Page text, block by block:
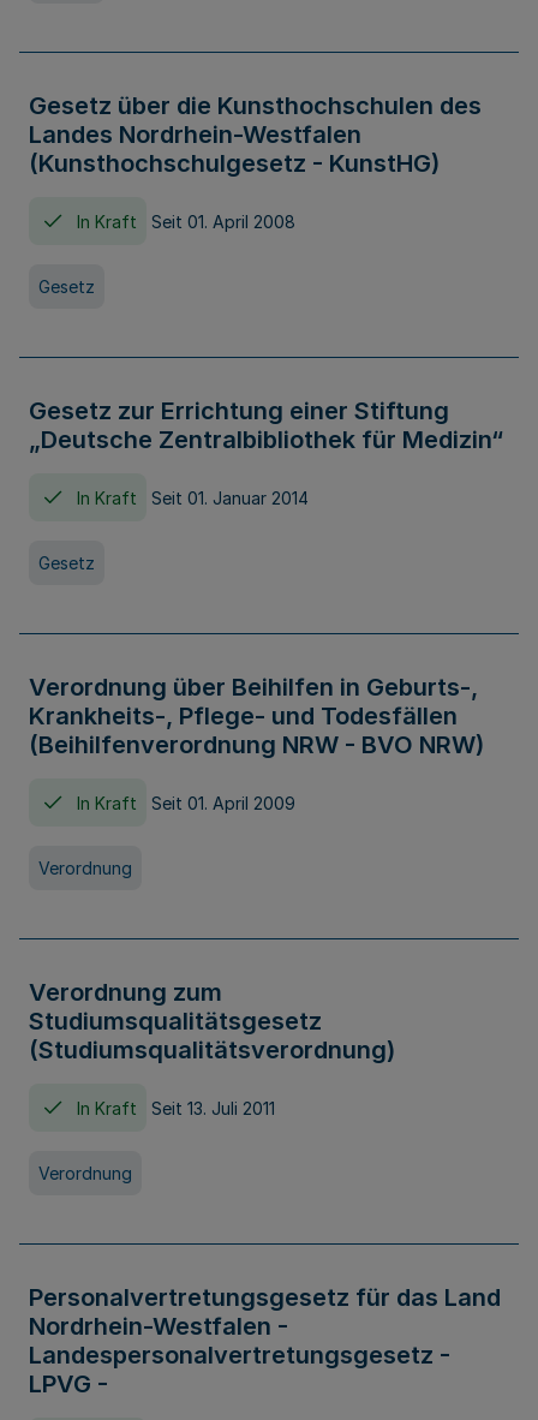
Gesetz über die Kunsthochschulen des
Landes Nordrhein-Westfalen
(Kunsthochschulgesetz - KunstHG)
In Kraft Seit 01. April 2008
Gesetz
Gesetz zur Errichtung einer Stiftung
„Deutsche Zentralbibliothek für Medizin“
In Kraft Seit 01. Januar 2014
Gesetz
Verordnung über Beihilfen in Geburts-,
Krankheits-, Pflege- und Todesfällen
(Beihilfenverordnung NRW - BVO NRW)
In Kraft Seit 01. April 2009
Verordnung
Verordnung zum
Studiumsqualitätsgesetz
(Studiumsqualitätsverordnung)
In Kraft Seit 13. Juli 2011
Verordnung
Personalvertretungsgesetz für das Land
Nordrhein-Westfalen -
Landespersonalvertretungsgesetz -
LPVG -